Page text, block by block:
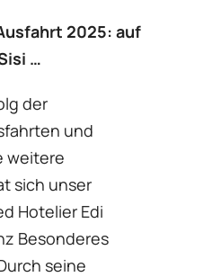
2025: auf
…
der
und
weitere
sich unser
Hotelier Edi
Besonderes
seine